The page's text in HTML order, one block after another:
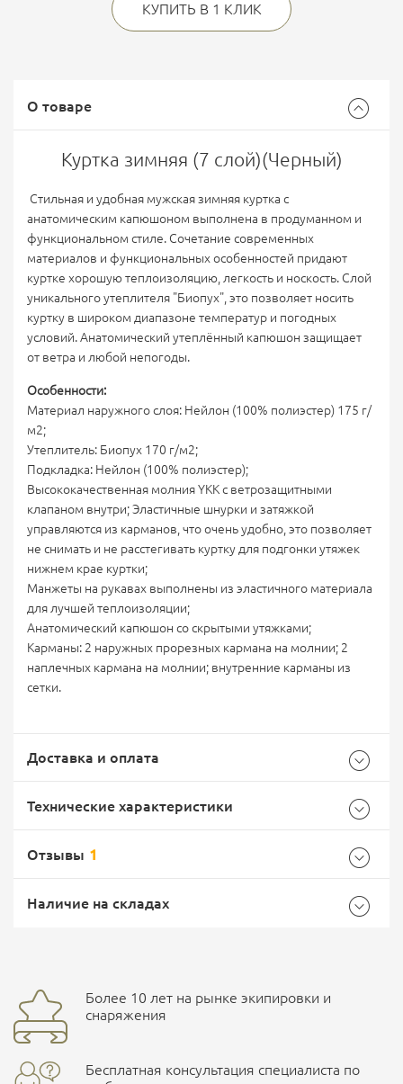
КУПИТЬ В 1 КЛИК
О товаре
Куртка зимняя (7 слой)(Черный)
Стильная и удобная мужская зимняя куртка с
анатомическим капюшоном выполнена в продуманном и
функциональном стиле. Сочетание современных
материалов и функциональных особенностей придают
куртке хорошую теплоизоляцию, легкость и носкость. Слой
уникального утеплителя "Биопух", это позволяет носить
куртку в широком диапазоне температур и погодных
условий. Анатомический утеплённый капюшон защищает
от ветра и любой непогоды.
Особенности:
Материал наружного слоя: Нейлон (100% полиэстер) 175 г/
м2;
Утеплитель: Биопух 170 г/м2;
Подкладка: Нейлон (100% полиэстер);
Высококачественная молния YKK с ветрозащитными
клапаном внутри; Эластичные шнурки и затяжкой
управляются из карманов, что очень удобно, это позволяет
не снимать и не расстегивать куртку для подгонки утяжек
нижнем крае куртки;
Манжеты на рукавах выполнены из эластичного материала
для лучшей теплоизоляции;
Анатомический капюшон со скрытыми утяжками;
Карманы: 2 наружных прорезных кармана на молнии; 2
наплечных кармана на молнии; внутренние карманы из
сетки.
Доставка и оплата
Доставка Почтой России
EMS Почта России
Доставка курьерской службой СДЭК -
Технические характеристики
Размер XXXL
Бренд Arcteryx
Страна производитель
Характеристики комплектаций
Отзывы 1
5
Наличие на складах
улица Маяковского, 10
ПОДРОБНЕЕ О СКЛАДЕ
Более 10 лет на рынке экипировки и
снаряжения
Бесплатная консультация специалиста по